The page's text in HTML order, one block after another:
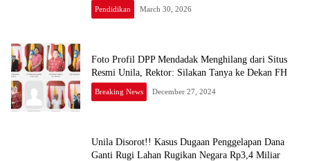
Pendidikan March 30, 2026
Foto Profil DPP Mendadak Menghilang dari Situs
Resmi Unila, Rektor: Silakan Tanya ke Dekan FH
Breaking News December 27, 2024
Unila Disorot!! Kasus Dugaan Penggelapan Dana
Ganti Rugi Lahan Rugikan Negara Rp3,4 Miliar